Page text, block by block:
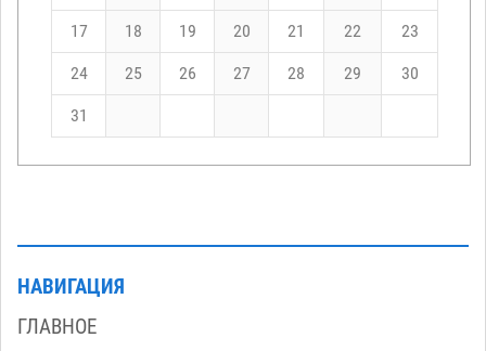
17 18 19 20 21 22 23
24 25 26 27 28 29 30
31
НАВИГАЦИЯ
ГЛАВНОЕ